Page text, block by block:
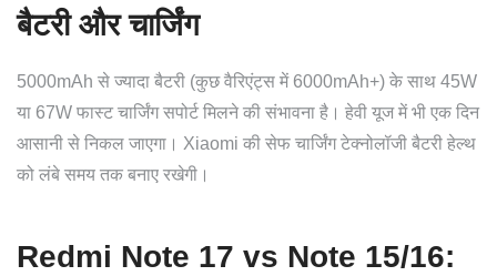
बैटरी और चार्जिंग
5000mAh से ज्यादा बैटरी (कुछ वैरिएंट्स में 6000mAh+) के साथ 45W
या 67W फास्ट चार्जिंग सपोर्ट मिलने की संभावना है। हेवी यूज में भी एक दिन
आसानी से निकल जाएगा। Xiaomi की सेफ चार्जिंग टेक्नोलॉजी बैटरी हेल्थ
को लंबे समय तक बनाए रखेगी।
Redmi Note 17 vs Note 15/16: